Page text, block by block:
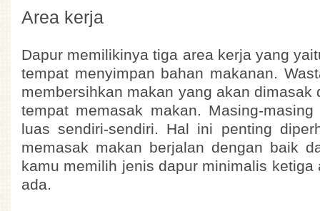
Area kerja
Dapur memilikinya tiga area kerja yang
tempat menyimpan bahan makanan.
membersihkan makan yang akan dimasak
tempat memasak makan. Masing-
luas sendiri-sendiri. Hal ini penting
memasak makan berjalan dengan baik
kamu memilih jenis dapur minimalis ketiga
ada.